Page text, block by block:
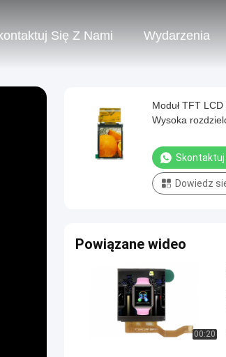
Się Z Nami Wydarzenia
Moduł TFT
Wysoka
Dowiedz
Powiązane wideo
00:20